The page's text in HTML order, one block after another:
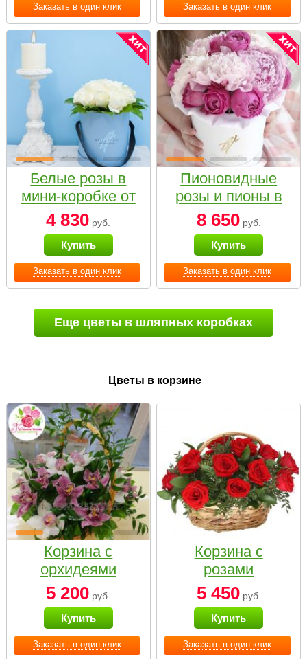
Заказать в один клик Заказать в один клик
Заказать в один клик
Белые розы в
мини-коробке от
Bella Fiori
4 830 руб.
Купить
Заказать в один клик
Пионовидные
розы и пионы в
белой коробке
Small
8 650руб.
Купить
Еще цветы в шляпных коробках
Цветы в корзине
Заказать в один клик
Корзина с
орхидеями
малая
5 200 руб.
Купить
Заказать в один клик
Корзина с
розами
«Красный
Париж»
5 450руб.
Купить